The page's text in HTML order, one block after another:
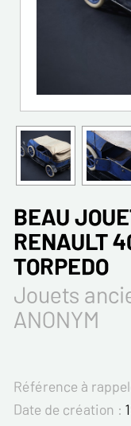
BEAU
RENAULT
TORPEDO
Jouets
ANONYM
Référence à
Date de création :